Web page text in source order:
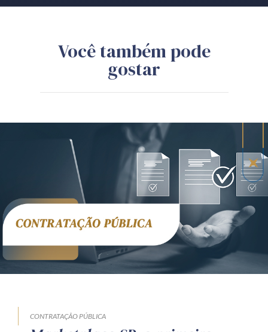
Você também pode
gostar
CONTRATAÇÃO PÚBLICA